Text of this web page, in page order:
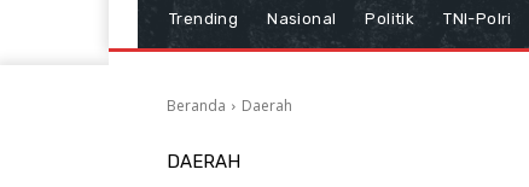
Trending Nasional Politik TNI-Polri
Beranda Daerah
DAERAH